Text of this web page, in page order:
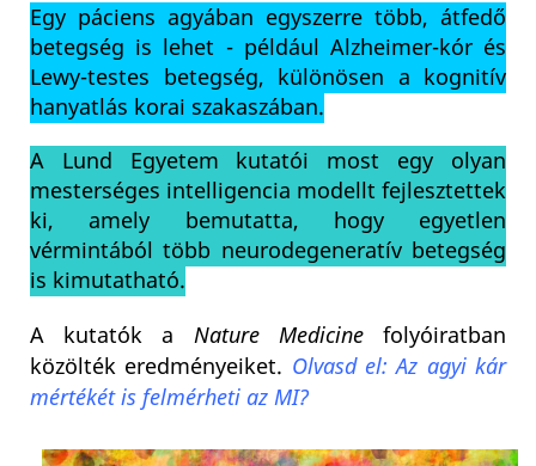
Egy páciens agyában egyszerre több, átfedő
betegség is lehet - például Alzheimer-kór és
Lewy-testes betegség, különösen a kognitív
hanyatlás korai szakaszában.
A Lund Egyetem kutatói most egy olyan
mesterséges intelligencia modellt fejlesztettek
ki, amely bemutatta, hogy egyetlen
vérmintából több neurodegeneratív betegség
is kimutatható.
A kutatók a Nature Medicinefolyóiratban
közölték eredményeiket. Olvasd el: Az agyi kár
mértékét is felmérheti az MI?